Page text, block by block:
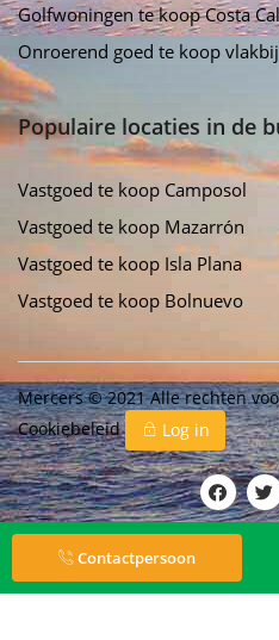
Golfwoningen te koop Costa
Onroerend goed te koop
Populaire locaties in de
Vastgoed te koop Camposol
Vastgoed te koop Mazarrón
Vastgoed te koop Isla Plana
Vastgoed te koop Bolnuevo
Mercers © 2021 Alle rechten
Cookiebeleid
Log in
Contactpersoon